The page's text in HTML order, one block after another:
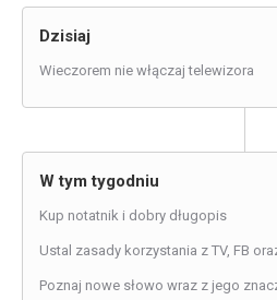
Dzisiaj
Wieczorem nie włączaj telewizora
W tym tygodniu
Kup notatnik i dobry długopis
Ustal zasady korzystania z TV, FB
Poznaj nowe słowo wraz z jego